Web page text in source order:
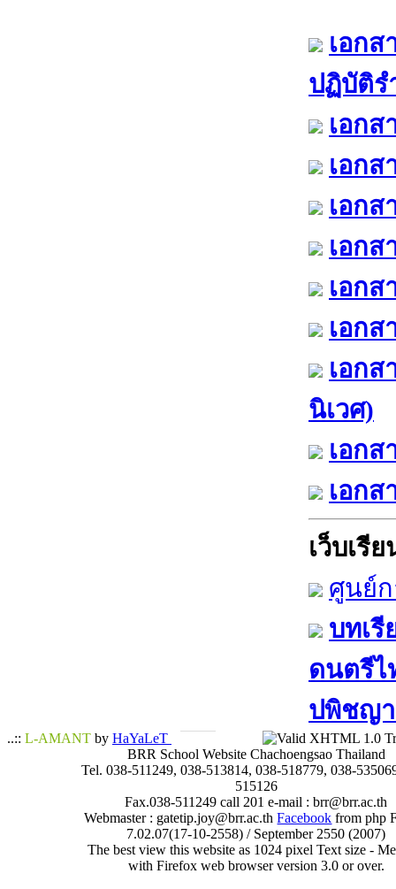
เอก
ปฏิบัติร
เอก
เอก
เอก
เอก
เอก
เอกส
เอก
นิเวศ)
เอก
เอก
เว็บเรีย
ศูนย์ก
บทเรี
ดนตรีไ
ปพิชญา​
..:: L-AMANT by HaYaLeT
BRR School Website Chachoengsao Thailand
Tel. 038-511249, 038-513814, 038-518779, 038-
515126
Fax.038-511249 call 201 e-mail : brr@brr.ac.th
Webmaster : gatetip.joy@brr.ac.thFacebook from php
7.02.07(17-10-2558) / September 2550 (2007)
The best view this website as 1024 pixel Text size -
with Firefox web browser version 3.0 or over.